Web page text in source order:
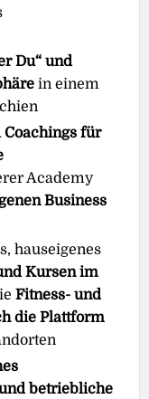
Du“ und
in einem
für
Academy
Business
hauseigenes
Kursen im
Fitness- und
die Plattform
betriebliche